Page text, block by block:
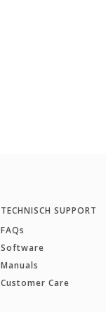
TECHNISCH SUPPORT
FAQs
Software
Manuals
Customer Care